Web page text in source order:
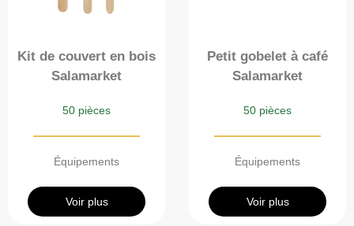
Kit de couvert en bois
Salamarket
50 pièces
Équipements
Voir plus
Petit gobelet à café
Salamarket
50 pièces
Équipements
Voir plus